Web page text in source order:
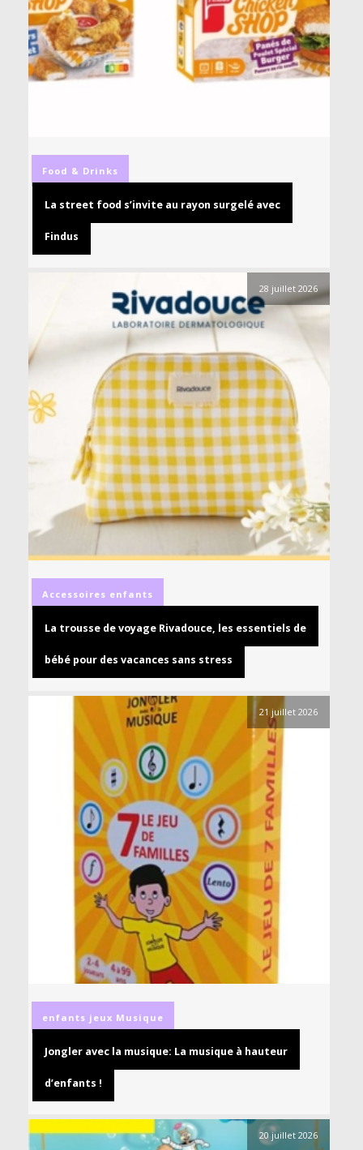
Food & Drinks
La street food s’invite au rayon surgelé avec
Findus
28 juillet 2026
Accessoires enfants
La trousse de voyage Rivadouce, les essentiels de
bébé pour des vacances sans stress
21 juillet 2026
enfants jeux Musique
Jongler avec la musique: La musique à hauteur
d’enfants !
20 juillet 2026